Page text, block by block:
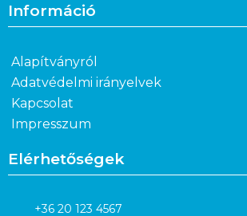
Információ
Alapítványról
Adatvédelmi irányelvek
Kapcsolat
Impresszum
Elérhetőségek
+36 20 123 4567